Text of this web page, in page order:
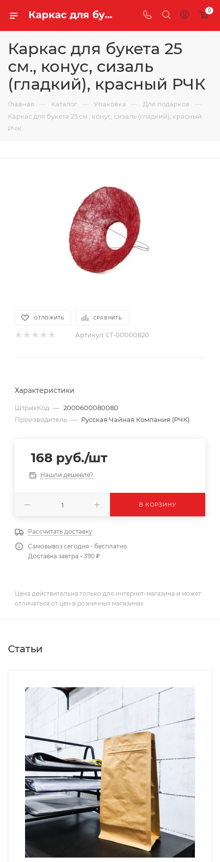
Каркас для букета 25 см., конус, сизаль (гладкий), красный РЧК купить оптом и в розницу | «Легенда Чая» 0
Каркас для букета 25
см., конус, сизаль
(гладкий), красный РЧК
Главная — Каталог — Упаковка — Для подарков —
Каркас для букета 25 см., конус, сизаль (гладкий), красный
РЧК
ОТЛОЖИТЬ СРАВНИТЬ
Артикул: LT-00000820
Характеристики
ШтрихКод — 2000600080080
Производитель — Русская Чайная Компания (РЧК)
168 руб./шт
Нашли дешевле?
В КОРЗИНУ
Рассчитать доставку
Самовывоз сегодня - бесплатно
Доставка завтра - 390 ₽
Цена действительна только для интернет-магазина и может
отличаться от цен в розничных магазинах
Статьи